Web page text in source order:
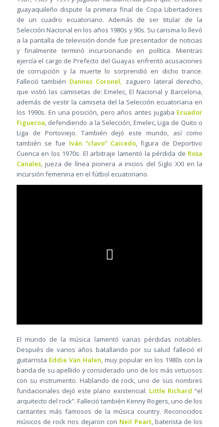
guayaquileño dispute la primera final de Copa Libertadores
de un cuadro ecuatoriano. Además de ser titular de la
Selección Nacional en los años 1980s y 90s. Su carisma lo llevó
a la pantalla de televisión donde fue presentador de noticias
y finalmente terminó incursionando en política. Mientras
ejercía el cargo de Prefecto del Guayas enfrentó acusaciones
de corrupción y la muerte lo sorprendió en dicho trance.
Falleció también Dannes Coronel, zaguero lateral derecho,
que vistió las camisetas de: Emelec, El Nacional y Barcelona,
además de vestir la camiseta del la Selección ecuatoriana en
los 1990s. En una posición, pero años antes jugaba Ecuador
Figueroa, defendiendo a la Selección, Emelec, Liga de Quito o
Liga de Portoviejo. También dejó este mundo, así como
también se fue Iván “clavo” Caicedo, figura de Deportivo
Cuenca en los 1970s. El arbitraje lamentó la pérdida de Rosa
Canales, jueza de línea pionera a inicios del Siglo XXI en la
incursión femenina en el fútbol ecuatoriano.
El mundo de la música lamentó varias pérdidas notables.
Después de varios años batallando por su salud falleció el
guitarrista Eddie Van Halen, muy popular en los 1980s con la
banda de su apellido y considerado uno de los más virtuosos
con su instrumento. Hablando de rock, uno de sus nombres
fundacionales dejó este plano existencial: Little Richard “el
arquitecto del rock”. Falleció también Kenny Rogers, uno de los
cantantes más famosos de la música country. Reconocidos
músicos de rock nos dejaron con Neil Peart, baterista de los